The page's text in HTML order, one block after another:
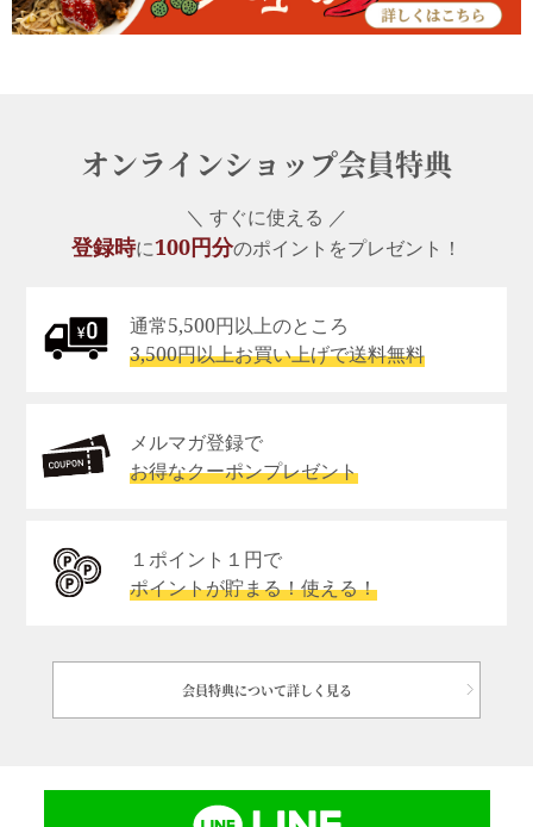
オンラインショップ会員特典
＼ すぐに使える ／
登録時に100円分のポイントをプレゼント！
通常5,500円以上のところ
3,500円以上お買い上げで送料無料
メルマガ登録で
お得なクーポンプレゼント
１ポイント１円で
ポイントが貯まる！使える！
会員特典について詳しく見る